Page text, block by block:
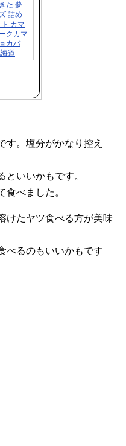
た 夢
詰め
カマ
クカマ
カバ
道
す。塩分がかなり控え
といいかもです。
食べました。
けたヤツ食べる方が美味
べるのもいいかもです